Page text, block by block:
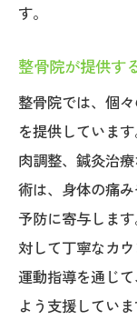
す。
整骨院が提供す
整骨院では、個
を提供していま
肉調整、鍼灸治
術は、身体の痛
予防に寄与しま
対して丁寧なカ
運動指導を通じ
よう支援してい